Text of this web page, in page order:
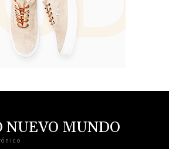
NUEVO MUNDO